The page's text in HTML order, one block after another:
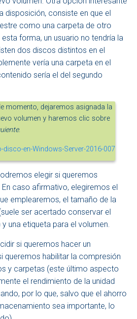
disposición, consiste en que el
como una carpeta de otro
forma, un usuario no tendría la
dos discos distintos en el
vería una carpeta en el
sería el del segundo
momento, dejaremos asignada la
volumen y haremos clic sobre
.
elegir si queremos
caso afirmativo, elegiremos el
emplearemos, el tamaño de la
ser acertado conservar el
y una etiqueta para el volumen.
si queremos hacer un
queremos habilitar la compresión
y carpetas (este último aspecto
el rendimiento de la unidad
por lo que, salvo que el ahorro
sea importante, lo